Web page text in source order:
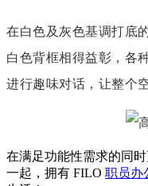
在白色及灰色基调打底
白色背框相得益彰，各
进行趣味对话，让整个
在满足功能性需求的同
一起，拥有 FILO 职员办